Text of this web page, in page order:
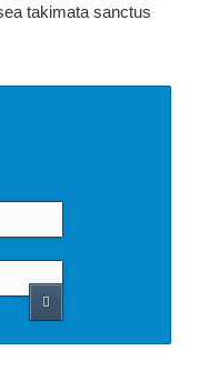
takimata sanctus